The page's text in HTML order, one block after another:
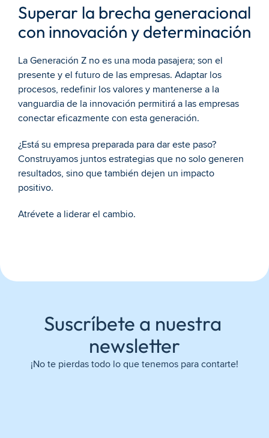
Superar la brecha generacional
con innovación y determinación
La Generación Z no es una moda pasajera; son el
presente y el futuro de las empresas. Adaptar los
procesos, redefinir los valores y mantenerse a la
vanguardia de la innovación permitirá a las empresas
conectar eficazmente con esta generación.
¿Está su empresa preparada para dar este paso?
Construyamos juntos estrategias que no solo generen
resultados, sino que también dejen un impacto
positivo.
Atrévete a liderar el cambio.
Suscríbete a nuestra
newsletter
¡No te pierdas todo lo que tenemos para contarte!